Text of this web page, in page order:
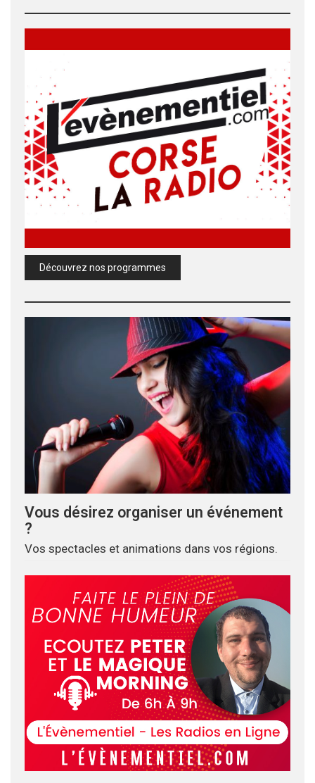
Découvrez nos programmes
Vous désirez organiser un événement
?
Vos spectacles et animations dans vos régions.